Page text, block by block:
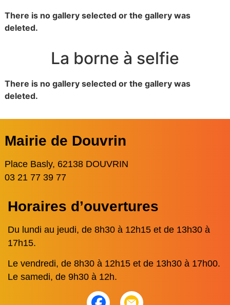
There is no gallery selected or the gallery was
deleted.
La borne à selfie
There is no gallery selected or the gallery was
deleted.
Mairie de Douvrin
Place Basly, 62138 DOUVRIN
03 21 77 39 77
Horaires d’ouvertures
Du lundi au jeudi, de 8h30 à 12h15 et de 13h30 à
17h15.
Le vendredi, de 8h30 à 12h15 et de 13h30 à 17h00.
Le samedi, de 9h30 à 12h.